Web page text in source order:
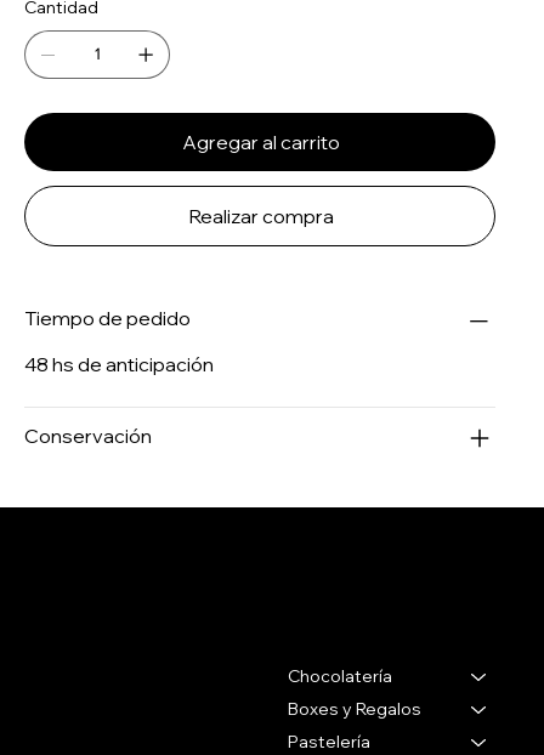
Cantidad
Agregar al carrito
Realizar compra
Tiempo de pedido
48 hs de anticipación
Conservación
Chocolatería
Boxes y Regalos
Pastelería